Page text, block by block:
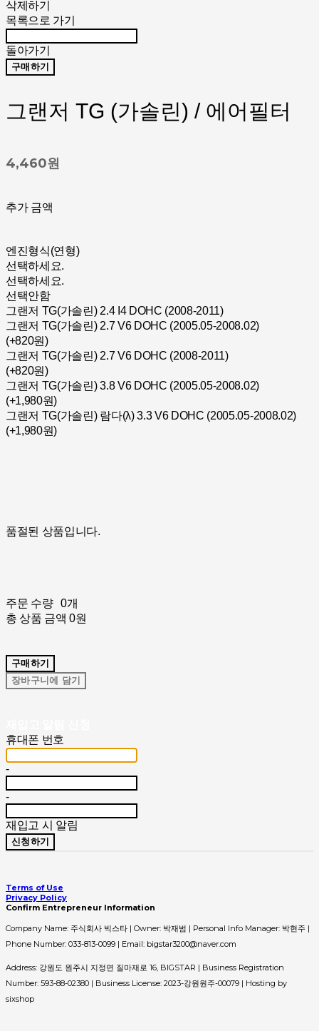
삭제하기
목록으로 가기
돌아가기
구매하기
그랜저 TG (가솔린) / 에어필터
4,460원
추가 금액
엔진형식(연형)
선택하세요.
선택하세요.
선택안함
그랜저 TG(가솔린) 2.4 I4 DOHC (2008-2011)
그랜저 TG(가솔린) 2.7 V6 DOHC (2005.05-2008.02)
(+820원)
그랜저 TG(가솔린) 2.7 V6 DOHC (2008-2011)
(+820원)
그랜저 TG(가솔린) 3.8 V6 DOHC (2005.05-2008.02)
(+1,980원)
그랜저 TG(가솔린) 람다(λ) 3.3 V6 DOHC (2005.05-2008.02)
(+1,980원)
품절된 상품입니다.
주문 수량
0개
총 상품 금액 0원
구매하기
장바구니에 담기
휴대폰 번호
-
-
재입고 시 알림
신청하기
Terms of Use
Privacy Policy
Confirm Entrepreneur Information
Company Name: 주식회사 빅스타 | Owner: 박재범 | Personal Info Manager: 박현주 |
Phone Number: 033-813-0099 | Email: bigstar3200@naver.com
Address: 강원도 원주시 지정면 질마재로 16, BIGSTAR | Business Registration
Number: 593-88-02380 | Business License: 2023-강원원주-00079 | Hosting by
sixshop